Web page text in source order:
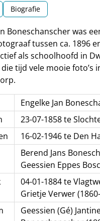
Biografie
Boneschanscher was
tussen ca. 1896
als schoolhoofd in
tijd vele mooie foto’s
Engelke Jan
23-07-1858 te
16-02-1946 te Den
Berend Jans
Geessien Eppes
04-01-1884 te
Grietje Verwer
Geessien (Gé)